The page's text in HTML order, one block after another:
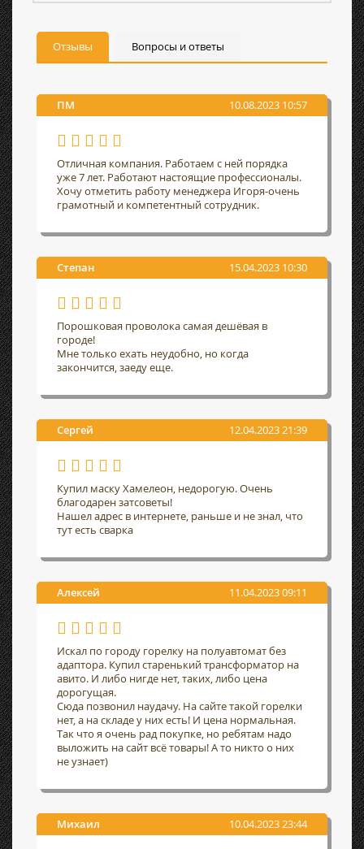
Отзывы Вопросы и ответы
ПМ 10.08.2023 10:57
Отличная компания. Работаем с ней порядка
уже 7 лет. Работают настоящие профессионалы.
Хочу отметить работу менеджера Игоря-очень
грамотный и компетентный сотрудник.
Степан 15.04.2023 10:30
Порошковая проволока самая дешёвая в
городе!
Мне только ехать неудобно, но когда
закончится, заеду еще.
Сергей 12.04.2023 21:39
Купил маску Хамелеон, недорогую. Очень
благодарен затсоветы!
Нашел адрес в интернете, раньше и не знал, что
тут есть сварка
Алексей 11.04.2023 09:11
Искал по городу горелку на полуавтомат без
адаптора. Купил старенький трансформатор на
авито. И либо нигде нет, таких, либо цена
дорогущая.
Сюда позвонил наудачу. На сайте такой горелки
нет, а на складе у них есть! И цена нормальная.
Так что я очень рад покупке, но ребятам надо
выложить на сайт всё товары! А то никто о них
не узнает)
Михаил 10.04.2023 23:44